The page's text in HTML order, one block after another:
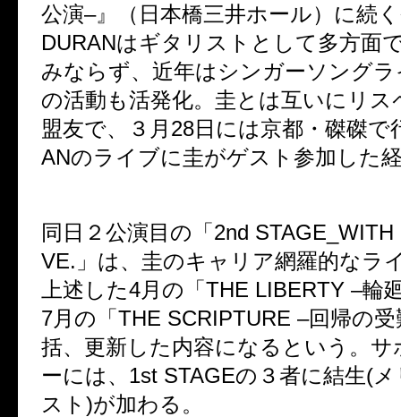
公演–』（日本橋三井ホール）に続
DURANはギタリストとして多方面
みならず、近年はシンガーソング
の活動も活発化。圭とは互いにリス
盟友で、３⽉ 28⽇には京都・磔磔で
ANのライブに圭がゲスト参加した
同日２公演目の「2nd
VE. 」は、圭のキャリア網羅的なラ
上述した4月の「THE LIBERTY –輪
7月の「THE SCRIPTURE –回帰の受
括、更新した内容になるという。
ーには、 1st STAGEの３者に結生(
スト )が加わる。